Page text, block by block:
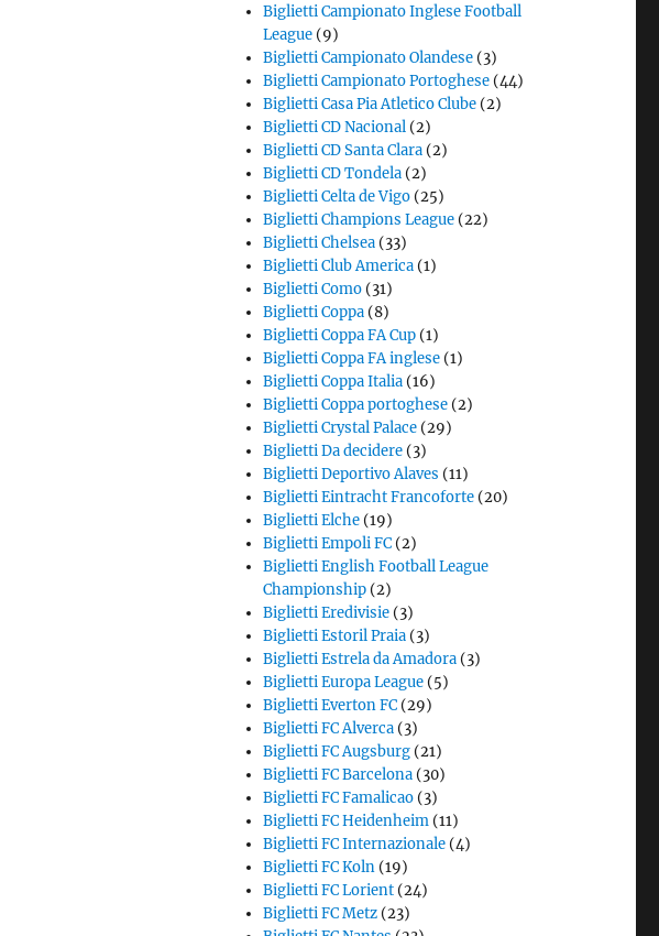
Biglietti Campionato Inglese Football
League (9)
Biglietti Campionato Olandese (3)
Biglietti Campionato Portoghese (44)
Biglietti Casa Pia Atletico Clube (2)
Biglietti CD Nacional (2)
Biglietti CD Santa Clara (2)
Biglietti CD Tondela (2)
Biglietti Celta de Vigo (25)
Biglietti Champions League (22)
Biglietti Chelsea (33)
Biglietti Club America (1)
Biglietti Como (31)
Biglietti Coppa (8)
Biglietti Coppa FA Cup (1)
Biglietti Coppa FA inglese (1)
Biglietti Coppa Italia (16)
Biglietti Coppa portoghese (2)
Biglietti Crystal Palace (29)
Biglietti Da decidere (3)
Biglietti Deportivo Alaves (11)
Biglietti Eintracht Francoforte (20)
Biglietti Elche (19)
Biglietti Empoli FC (2)
Biglietti English Football League
Championship (2)
Biglietti Eredivisie (3)
Biglietti Estoril Praia (3)
Biglietti Estrela da Amadora (3)
Biglietti Europa League (5)
Biglietti Everton FC (29)
Biglietti FC Alverca (3)
Biglietti FC Augsburg (21)
Biglietti FC Barcelona (30)
Biglietti FC Famalicao (3)
Biglietti FC Heidenheim (11)
Biglietti FC Internazionale (4)
Biglietti FC Koln (19)
Biglietti FC Lorient (24)
Biglietti FC Metz (23)